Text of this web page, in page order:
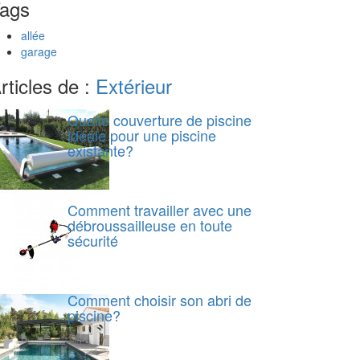
allée
garage
de : Extérieur
Quelle couverture de piscine
idéale pour une piscine
existante?
Comment travailler avec une
débroussailleuse en toute
sécurité
Comment choisir son abri de
piscine?